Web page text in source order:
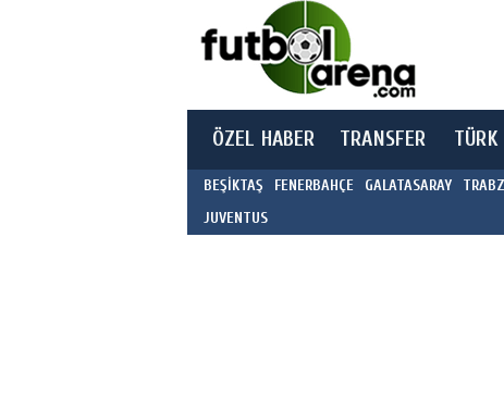
ÖZEL HABER TRANSFER TÜRK
BEŞİKTAŞ FENERBAHÇE GALATASARAY
JUVENTUS